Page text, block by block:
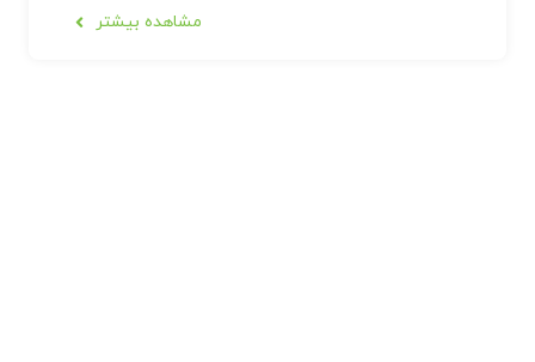
مشاهده بیشتر